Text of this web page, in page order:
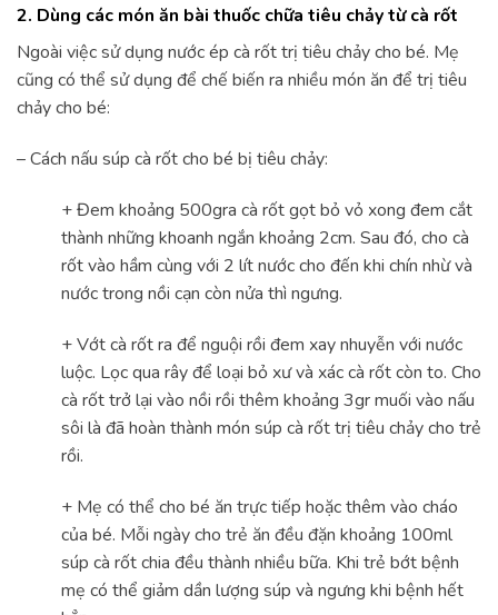
2. Dùng các món ăn bài thuốc chữa tiêu chảy từ cà rốt
Ngoài việc sử dụng nước ép cà rốt trị tiêu chảy cho bé. Mẹ
cũng có thể sử dụng để chế biến ra nhiều món ăn để trị tiêu
chảy cho bé:
– Cách nấu súp cà rốt cho bé bị tiêu chảy:
+ Đem khoảng 500gra cà rốt gọt bỏ vỏ xong đem cắt
thành những khoanh ngắn khoảng 2cm. Sau đó, cho cà
rốt vào hầm cùng với 2 lít nước cho đến khi chín nhừ và
nước trong nồi cạn còn nửa thì ngưng.
+ Vớt cà rốt ra để nguội rồi đem xay nhuyễn với nước
luộc. Lọc qua rây để loại bỏ xư và xác cà rốt còn to. Cho
cà rốt trở lại vào nồi rồi thêm khoảng 3gr muối vào nấu
sôi là đã hoàn thành món súp cà rốt trị tiêu chảy cho trẻ
rồi.
+ Mẹ có thể cho bé ăn trực tiếp hoặc thêm vào cháo
của bé. Mỗi ngày cho trẻ ăn đều đặn khoảng 100ml
súp cà rốt chia đều thành nhiều bữa. Khi trẻ bớt bệnh
mẹ có thể giảm dần lượng súp và ngưng khi bệnh hết